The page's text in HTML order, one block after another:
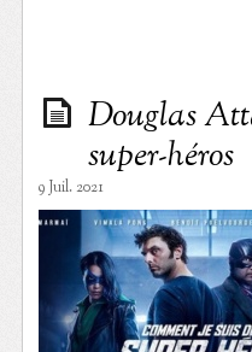
Douglas
super-héros
9 Juil. 2021